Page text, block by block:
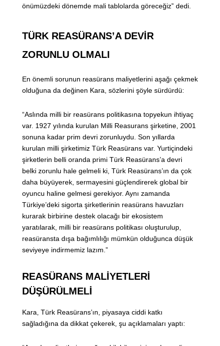
önümüzdeki dönemde mali tablolarda göreceğiz” dedi.
TÜRK REASÜRANS’A DEVİR
ZORUNLU OLMALI
En önemli sorunun reasürans maliyetlerini aşağı çekmek
olduğuna da değinen Kara, sözlerini şöyle sürdürdü:
“Aslında milli bir reasürans politikasına topyekun ihtiyaç
var. 1927 yılında kurulan Milli Reasurans şirketine, 2001
sonuna kadar prim devri zorunluydu. Son yıllarda
kurulan milli şirketimiz Türk Reasürans var. Yurtiçindeki
şirketlerin belli oranda primi Türk Reasürans’a devri
belki zorunlu hale gelmeli ki, Türk Reasürans’ın da çok
daha büyüyerek, sermayesini güçlendirerek global bir
oyuncu haline gelmesi gerekiyor. Aynı zamanda
Türkiye’deki sigorta şirketlerinin reasürans havuzları
kurarak birbirine destek olacağı bir ekosistem
yaratılarak, milli bir reasürans politikası oluşturulup,
reasüransta dışa bağımlılığı mümkün olduğunca düşük
seviyeye indirmemiz lazım.”
REASÜRANS MALİYETLERİ
DÜŞÜRÜLMELİ
Kara, Türk Reasürans’ın, piyasaya ciddi katkı
sağladığına da dikkat çekerek, şu açıklamaları yaptı: